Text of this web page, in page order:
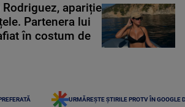
Rodriguez, apariție
Partenera lui
în costum de
URMĂREȘTE ȘTIRILE PROTV ÎN GOOGLE